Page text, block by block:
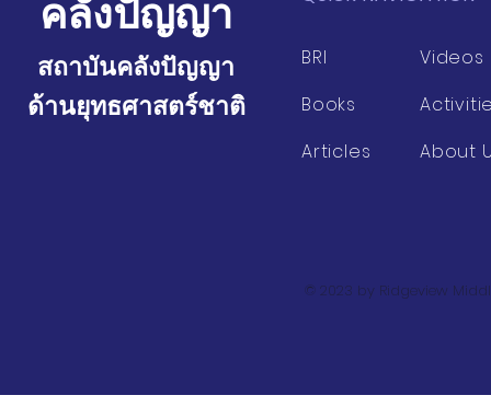
คลังปัญญา
สถาบันคลังปัญญา
ด้านยุทธศาสตร์ชาติ
BRI
Books
Articles
Videos
About
© 2023 by Ridgeview